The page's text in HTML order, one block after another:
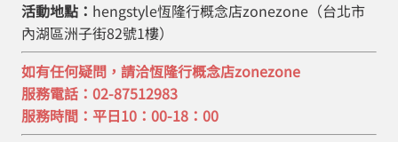
活動地點： hengstyle恆隆行概念店zonezone（台北市
內湖區洲子街82號1樓）
如有任何疑問，請洽恆隆行概念店zonezone
服務電話：02-87512983
服務時間：平日10：00-18：00